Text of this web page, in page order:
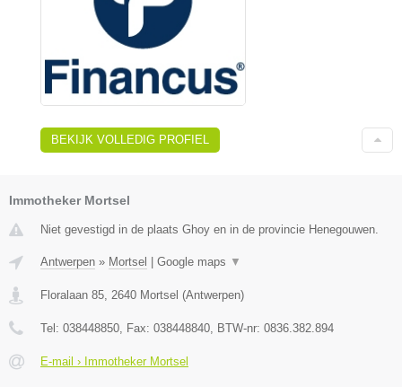
BEKIJK VOLLEDIG PROFIEL
Immotheker Mortsel
Niet gevestigd in de plaats Ghoy en in de provincie Henegouwen.
Antwerpen » Mortsel Google maps ▼
Floralaan 85, 2640 Mortsel (Antwerpen)
Tel: 038448850, Fax: 038448840, BTW-nr: 0836.382.894
E-mail › Immotheker Mortsel